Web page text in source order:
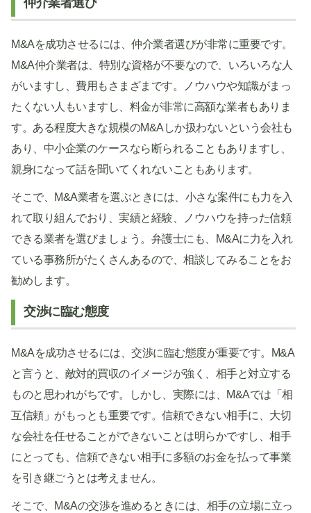
仲介業者選び
M&Aを成功させるには、仲介業者選びが非常に重要です。
M&A仲介業者は、特別な資格が不要なので、いろいろな人
がいますし、費用もさまざまです。ノウハウや知識がまっ
たくない人もいますし、料金が非常に高額な業者もありま
す。ある程度大きな規模のM&Aしか扱わないという会社も
あり、中小企業のケースなら断られることもありますし、
親身になって話を聞いてくれないこともあります。
そこで、M&A業者を選ぶときには、小さな案件にも力を入
れて取り組んでおり、実績と経験、ノウハウを持った信頼
できる業者を選びましょう。弁護士にも、M&Aに力を入れ
ている事務所がたくさんあるので、相談してみることをお
勧めします。
交渉に臨む態度
M&Aを成功させるには、交渉に臨む態度が重要です。M&A
と言うと、敵対的買収のイメージが強く、相手と対立する
ものと思われがちです。しかし、実際には、M&Aでは「相
互信頼」がもっとも重要です。信頼できない相手に、大切
な会社を任せることができないことは明らかですし、相手
にとっても、信頼できない相手に多額のお金を払って事業
を引き継ごうとは考えません。
そこで、M&Aの交渉を進めるときには、相手の立場に立っ